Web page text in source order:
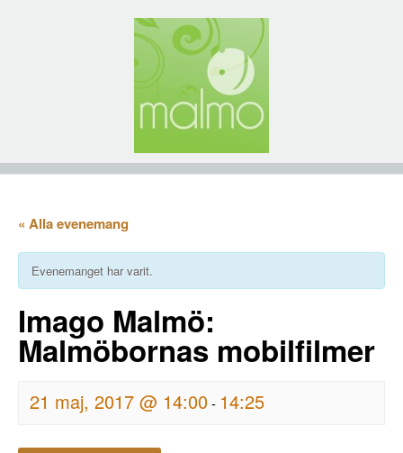
« Alla evenemang
Evenemanget har varit.
Imago Malmö:
Malmöbornas mobilfilmer
21 maj, 2017 @ 14:00- 14:25